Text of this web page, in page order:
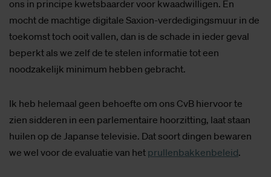
ons in principe kwetsbaarder voor kwaadwilligen. En
mocht de machtige digitale Saxion-verdedigingsmuur in de
toekomst toch ooit vallen, dan is de schade in ieder geval
beperkt als we zelf de te stelen informatie tot een
noodzakelijk minimum hebben gebracht.
Ik heb helemaal geen behoefte om ons CvB hiervoor te
zien sidderen in een parlementaire hoorzitting, laat staan
huilen op de Japanse televisie. Dat soort dingen bewaren
we wel voor de evaluatie van het prullenbakkenbeleid.